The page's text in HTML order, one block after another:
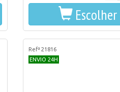
Escolher
Refª 21816
ENVIO 24H